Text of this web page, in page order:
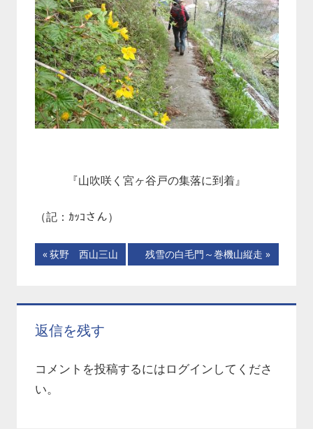
『山吹咲く宮ヶ谷戸の集落に到着』
（記：ｶｯｺさん）
投
ナ
ビ
ゲ
ー
前
の
事:
荻野 西山三山
の
事:
残雪の白毛門～巻機山縦走
返信を残す
コメントを投稿するにはログインしてくださ
い。